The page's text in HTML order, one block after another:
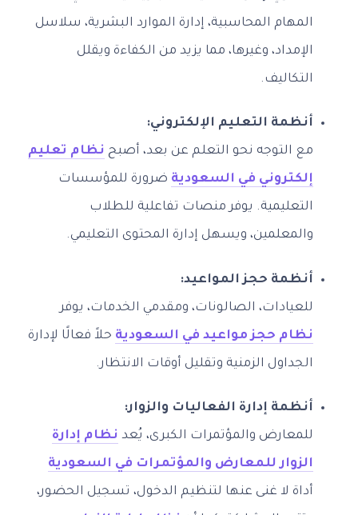
المهام المحاسبية، إدارة الموارد البشرية، سلاسل
الإمداد، وغيرها، مما يزيد من الكفاءة ويقلل
التكاليف.
أنظمة التعليم الإلكتروني:
مع التوجه نحو التعلم عن بعد، أصبح نظام تعليم
إلكتروني في السعودية ضرورة للمؤسسات
التعليمية. يوفر منصات تفاعلية للطلاب
والمعلمين، ويسهل إدارة المحتوى التعليمي.
أنظمة حجز المواعيد:
للعيادات، الصالونات، ومقدمي الخدمات، يوفر
نظام حجز مواعيد في السعودية حلاً فعالًا لإدارة
الجداول الزمنية وتقليل أوقات الانتظار.
أنظمة إدارة الفعاليات والزوار:
للمعارض والمؤتمرات الكبرى، يُعد نظام إدارة
الزوار للمعارض والمؤتمرات في السعودية
أداة لا غنى عنها لتنظيم الدخول، تسجيل الحضور،